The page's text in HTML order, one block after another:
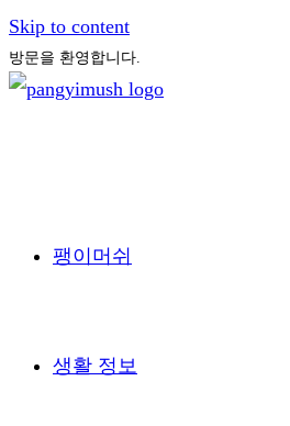
Skip to content
방문을 환영합니다.
팽이머쉬
생활 정보